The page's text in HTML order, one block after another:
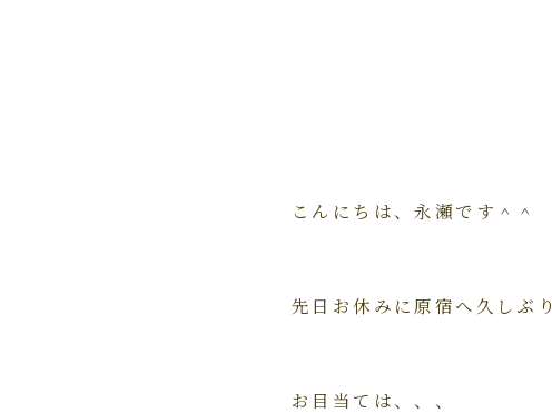
こんにちは、永瀬です＾＾
先日お休みに原宿へ久しぶ
お目当ては、、、